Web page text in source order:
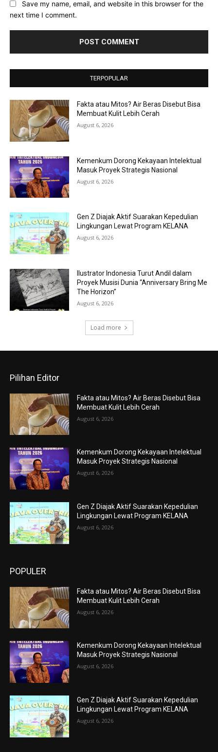
Save my name, email, and website in this browser for the
next time I comment.
TERPOPULAR
Fakta atau Mitos? Air Beras Disebut Bisa
Membuat Kulit Lebih Cerah
August 6, 2026
Kemenkum Dorong Kekayaan Intelektual
Masuk Proyek Strategis Nasional
August 6, 2026
Gen Z Diajak Aktif Suarakan Kepedulian
Lingkungan Lewat Program KELANA
August 6, 2026
Ilustrator Indonesia Turut Andil dalam
Proyek Musisi Dunia “Anniversary Bring Me
The Horizon”
August 6, 2026
Load more
Pilihan Editor
Fakta atau Mitos? Air Beras Disebut Bisa
Membuat Kulit Lebih Cerah
August 6, 2026
Kemenkum Dorong Kekayaan Intelektual
Masuk Proyek Strategis Nasional
August 6, 2026
Gen Z Diajak Aktif Suarakan Kepedulian
Lingkungan Lewat Program KELANA
August 6, 2026
POPULER
Fakta atau Mitos? Air Beras Disebut Bisa
Membuat Kulit Lebih Cerah
August 6, 2026
Kemenkum Dorong Kekayaan Intelektual
Masuk Proyek Strategis Nasional
August 6, 2026
Gen Z Diajak Aktif Suarakan Kepedulian
Lingkungan Lewat Program KELANA
August 6, 2026